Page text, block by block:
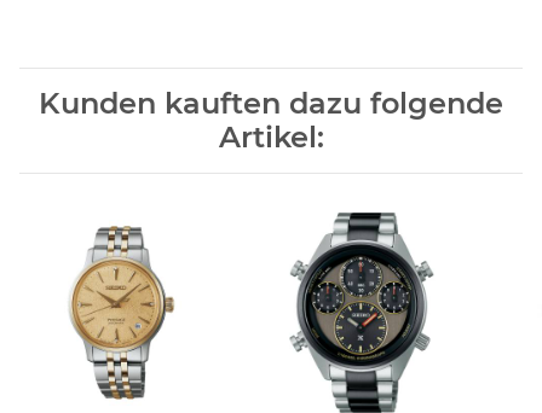
Kunden kauften dazu folgende
Artikel: